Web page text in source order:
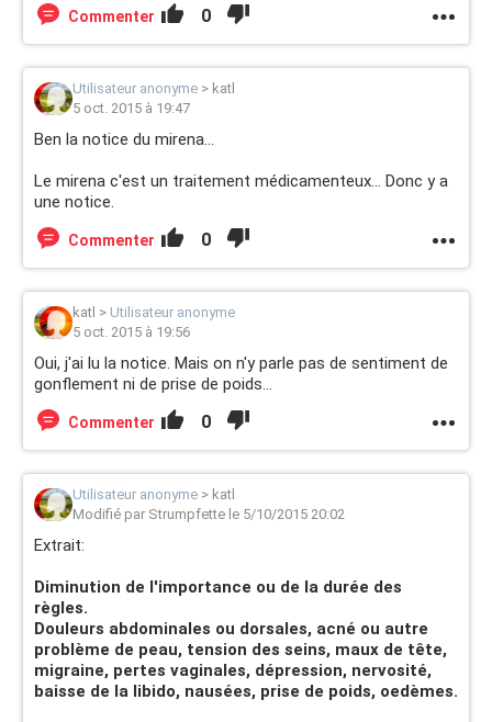
Commenter 0
Utilisateur anonyme > katl
5 oct. 2015 à 19:47
Ben la notice du mirena...
Le mirena c'est un traitement médicamenteux... Donc y a
une notice.
Commenter 0
katl > Utilisateur anonyme
5 oct. 2015 à 19:56
Oui, j'ai lu la notice. Mais on n'y parle pas de sentiment de
gonflement ni de prise de poids...
Commenter 0
Utilisateur anonyme > katl
Modifié par Strumpfette le 5/10/2015 20:02
Extrait:
Diminution de l'importance ou de la durée des
règles.
Douleurs abdominales ou dorsales, acné ou autre
problème de peau, tension des seins, maux de tête,
migraine, pertes vaginales, dépression, nervosité,
baisse de la libido, nausées, prise de poids, oedèmes.